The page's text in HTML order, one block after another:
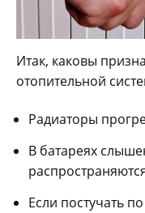
Итак, каковы
отопительной
Радиаторы
В батареях
Если постучать